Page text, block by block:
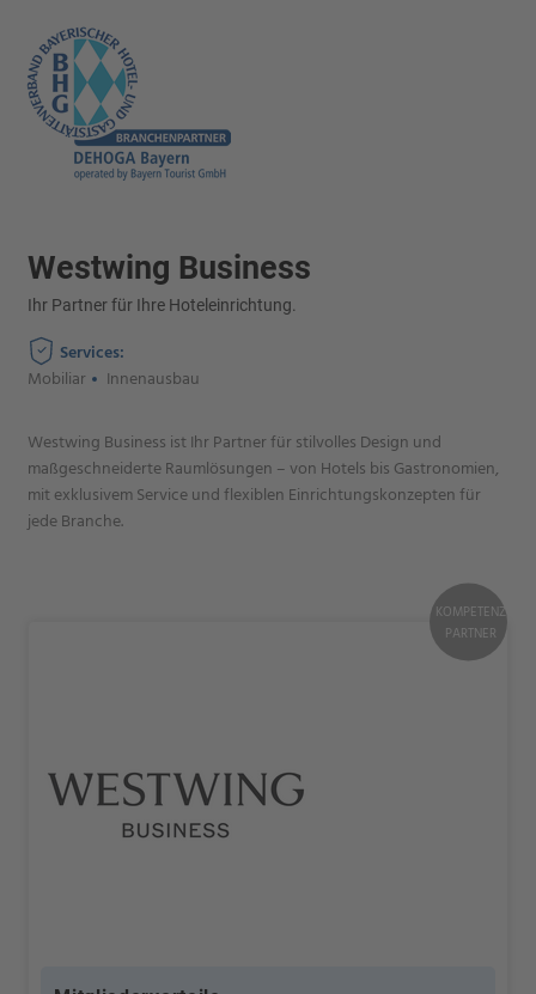
KOMPETENZ
PARTNER
Westwing Business
Ihr Partner für Ihre Hoteleinrichtung.
Services:
Mobiliar
Innenausbau
Westwing Business ist Ihr Partner für stilvolles Design und
maßgeschneiderte Raumlösungen – von Hotels bis Gastronomien,
mit exklusivem Service und flexiblen Einrichtungskonzepten für
jede Branche.